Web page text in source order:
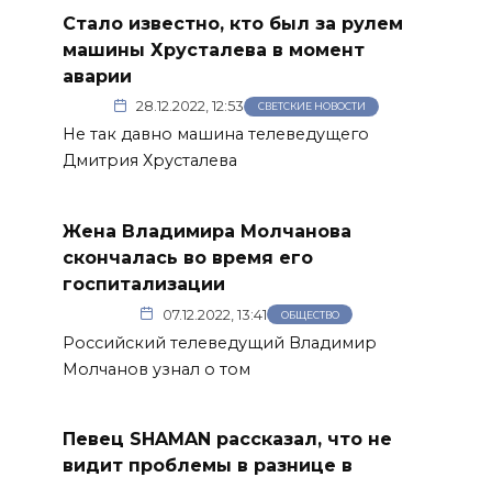
Стало известно, кто был за рулем
машины Хрусталева в момент
аварии
28.12.2022, 12:53 СВЕТСКИЕ НОВОСТИ
Не так давно машина телеведущего
Дмитрия Хрусталева
Жена Владимира Молчанова
скончалась во время его
госпитализации
07.12.2022, 13:41 ОБЩЕСТВО
Российский телеведущий Владимир
Молчанов узнал о том
Певец SHAMAN рассказал, что не
видит проблемы в разнице в